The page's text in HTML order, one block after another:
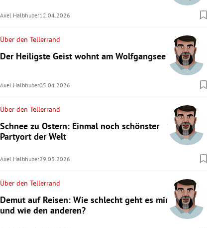
Axel Halbhuber12.04.2026
Über den Tellerrand
Der Heiligste Geist wohnt am Wolfgangsee
Axel Halbhuber05.04.2026
Über den Tellerrand
Schnee zu Ostern: Einmal noch schönster
Partyort der Welt
Axel Halbhuber29.03.2026
Über den Tellerrand
Demut auf Reisen: Wie schlecht geht es mir
und wie den anderen?